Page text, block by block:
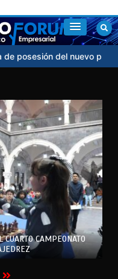
del nuevo
CAMPEONATO